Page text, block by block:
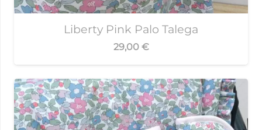
Liberty Pink Palo Talega
29,00 €